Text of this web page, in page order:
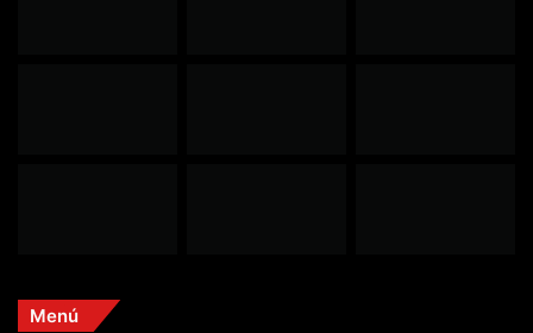
Menú